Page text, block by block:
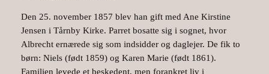
Den 25. november 1857 blev han gift med Ane Kirstine
Jensen i Tårnby Kirke. Parret bosatte sig i sognet, hvor
Albrecht ernærede sig som indsidder og daglejer. De fik to
børn: Niels (født 1859) og Karen Marie (født 1861).
Familien levede et beskedent, men forankret liv i